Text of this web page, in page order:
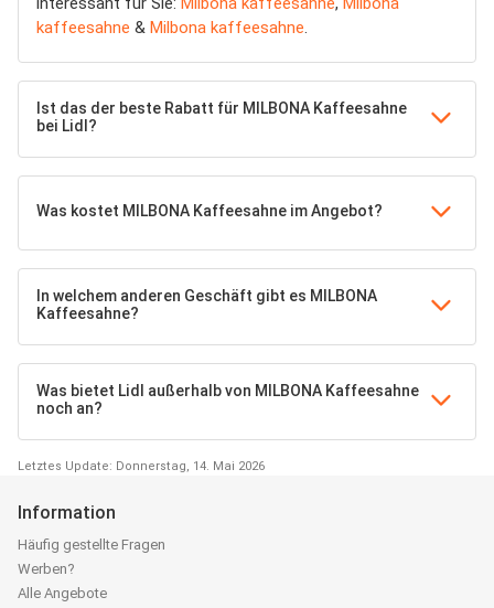
kaffeesahne & Milbona kaffeesahne.
Ist das der beste Rabatt für MILBONA Kaffeesahne
bei Lidl?
Was kostet MILBONA Kaffeesahne im Angebot?
In welchem anderen Geschäft gibt es MILBONA
Kaffeesahne?
Was bietet Lidl außerhalb von MILBONA Kaffeesahne
noch an?
Letztes Update: Donnerstag, 14. Mai 2026
Information
Häufig gestellte Fragen
Werben?
Alle Angebote